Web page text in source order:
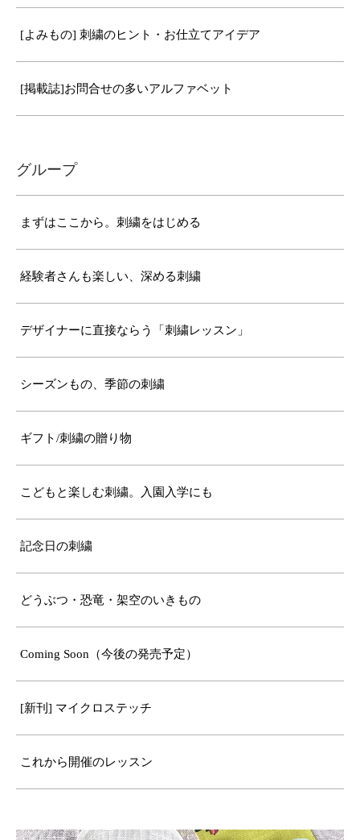
[よみもの] 刺繍のヒント・お仕立てアイデア
[掲載誌]お問合せの多いアルファベット
グループ
まずはここから。刺繍をはじめる
経験者さんも楽しい、深める刺繍
デザイナーに直接ならう「刺繍レッスン」
シーズンもの、季節の刺繍
ギフト/刺繍の贈り物
こどもと楽しむ刺繍。入園入学にも
記念日の刺繍
どうぶつ・恐竜・架空のいきもの
Coming Soon（今後の発売予定）
[新刊] マイクロステッチ
これから開催のレッスン